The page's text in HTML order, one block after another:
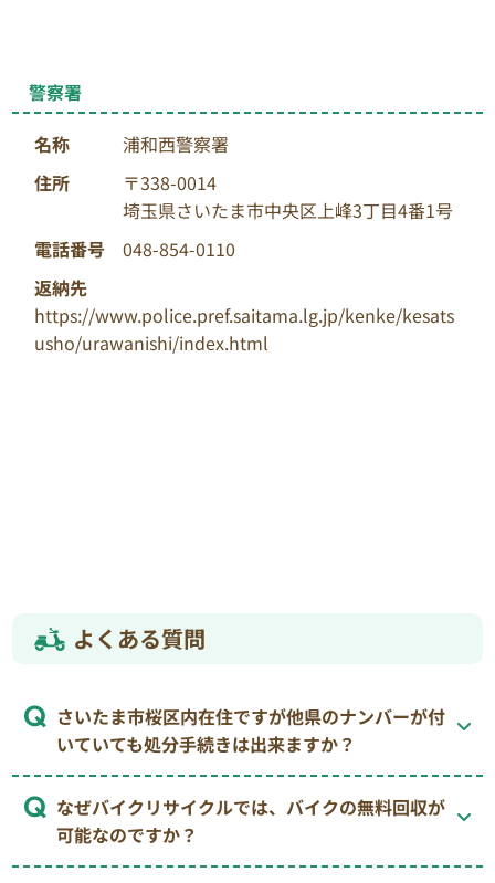
警察署
名称
浦和西警察署
住所
〒338-0014
埼玉県さいたま市中央区上峰3丁目4番1号
電話番号
048-854-0110
返納先
https://www.police.pref.saitama.lg.jp/kenke/kesats
usho/urawanishi/index.html
よくある質問
さいたま市桜区内在住ですが他県のナンバーが付
いていても処分手続きは出来ますか？
なぜバイクリサイクルでは、バイクの無料回収が
可能なのですか？